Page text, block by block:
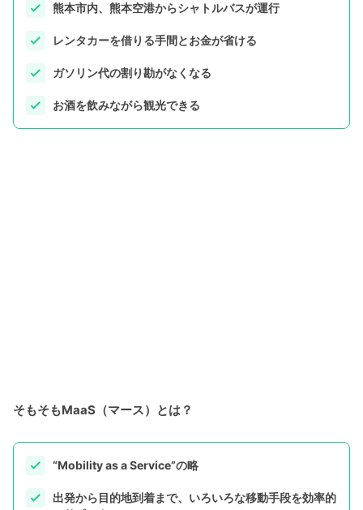
熊本市内、熊本空港からシャトルバスが運行
レンタカーを借りる手間とお金が省ける
ガソリン代の割り勘がなくなる
お酒を飲みながら観光できる
そもそもMaaS（マース）とは？
“Mobility as a Service”の略
出発から目的地到着まで、いろいろな移動手段を効率的